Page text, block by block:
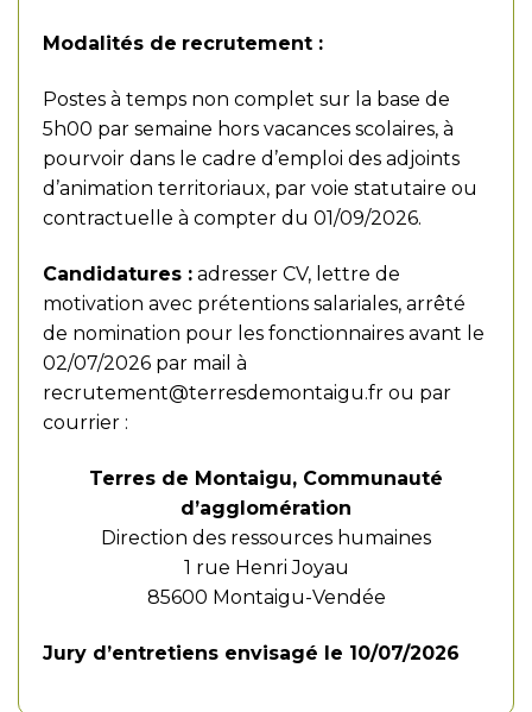
Modalités de recrutement :
Postes à temps non complet sur la base de
5h00 par semaine hors vacances scolaires, à
pourvoir dans le cadre d’emploi des adjoints
d’animation territoriaux, par voie statutaire ou
contractuelle à compter du 01/09/2026.
Candidatures : adresser CV, lettre de
motivation avec prétentions salariales, arrêté
de nomination pour les fonctionnaires avant le
02/07/2026 par mail à
recrutement@terresdemontaigu.fr ou par
courrier :
Terres de Montaigu, Communauté
d’agglomération
Direction des ressources humaines
1 rue Henri Joyau
85600 Montaigu-Vendée
Jury d’entretiens envisagé le 10/07/2026